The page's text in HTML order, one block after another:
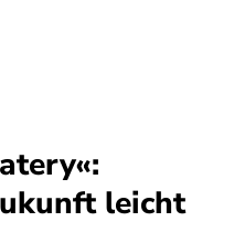
leicht